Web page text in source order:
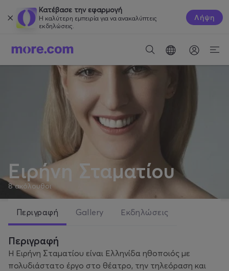
Κατέβασε την εφαρμογή
Η καλύτερη εμπειρία για να ανακαλύπτεις
εκδηλώσεις.
Λήψη
Ειρήνη Σταματίου
8 ακόλουθοι
Περιγραφή Gallery Εκδηλώσεις
Περιγραφή
Η Ειρήνη Σταματίου είναι Ελληνίδα ηθοποιός με
πολυδιάστατο έργο στο θέατρο, την τηλεόραση και